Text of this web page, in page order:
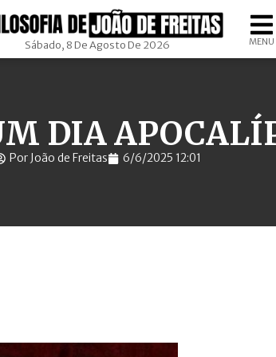
Sábado, 8 De Agosto De 2026 MENU
DIA
Por João de Freitas 6/6/2025 12:01